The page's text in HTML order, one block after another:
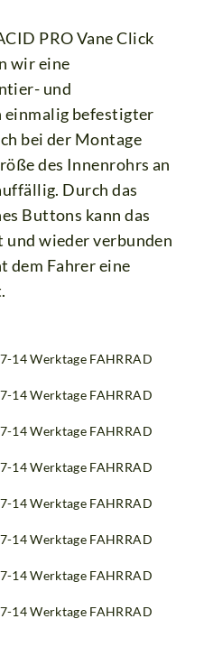
PRO Vane Click
wir eine
und
befestigter
bei der Montage
des Innenrohrs an
Durch das
Buttons kann das
wieder verbunden
dem Fahrer eine
14 Werktage FAHRRAD
14 Werktage FAHRRAD
14 Werktage FAHRRAD
14 Werktage FAHRRAD
14 Werktage FAHRRAD
14 Werktage FAHRRAD
14 Werktage FAHRRAD
14 Werktage FAHRRAD